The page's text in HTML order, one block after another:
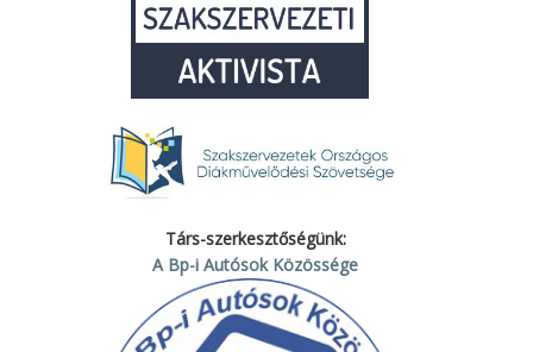
Társ-szerkesztőségünk:
A Bp-i Autósok Közössége